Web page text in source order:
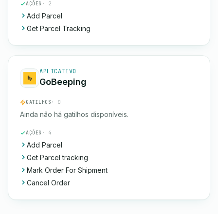
AÇÕES · 2
Add Parcel
Get Parcel Tracking
APLICATIVO
GoBeeping
GATILHOS · 0
Ainda não há gatilhos disponíveis.
AÇÕES · 4
Add Parcel
Get Parcel tracking
Mark Order For Shipment
Cancel Order